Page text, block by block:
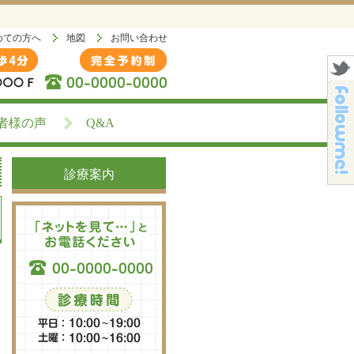
ての方へ 地図 お問い合わせ
様の声 Q&A
診療案内